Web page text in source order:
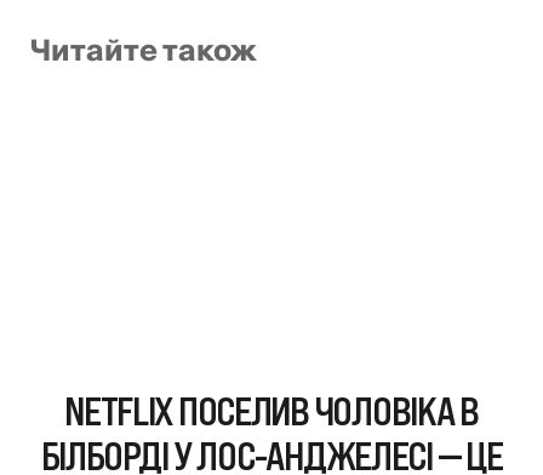
Читайте також
NETFLIX ПОСЕЛИВ ЧОЛОВІКА В
БІЛБОРДІ У ЛОС-АНДЖЕЛЕСІ — ЦЕ